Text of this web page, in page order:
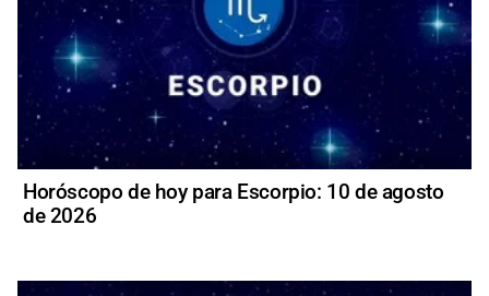
Horóscopo de hoy para Escorpio: 10 de agosto
de 2026